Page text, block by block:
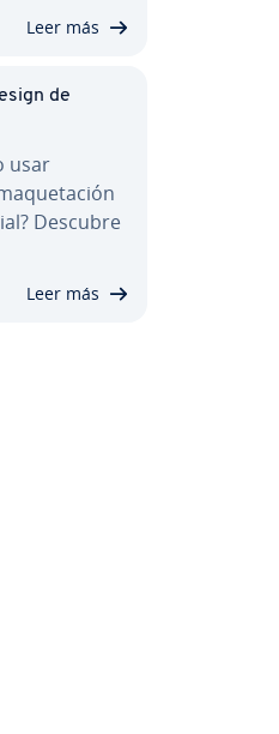
Leer más
de
usar
Descubre
Leer más